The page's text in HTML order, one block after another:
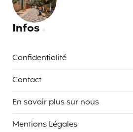
Infos
Confidentialité
Contact
En savoir plus sur nous
Mentions Légales